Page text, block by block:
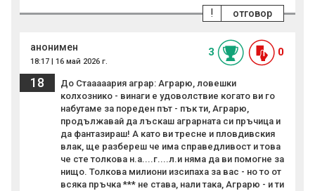
отговор
!
анонимен
18:17 | 16 май 2026 г.
3 0
18
До Стааааария аграр: Аграрю, ловешки
колхознико - винаги е удоволствие когато ви го
набутаме за пореден път - пък ти, Аграрю,
продължавай да лъскаш аграрната си пръчица и
да фантазираш! А като ви тресне и пловдивския
влак, ще разбереш че има справедливост и това
че сте толкова н.а....г....л.и няма да ви помогне за
нищо. Толкова милиони изсипаха за вас - но то от
всяка пръчка *** не става, нали така, Аграрю - и ти